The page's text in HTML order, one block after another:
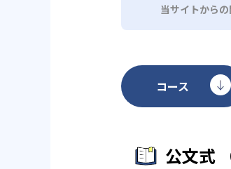
当サイトから
コース
公文式